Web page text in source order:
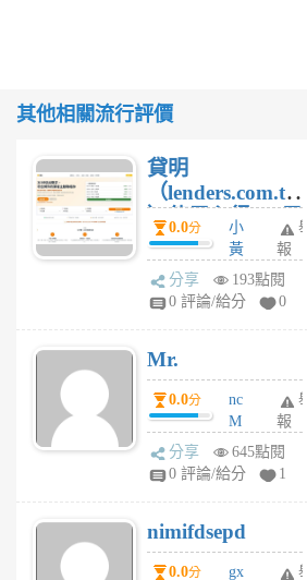
其他相關流行評價
貸明
（lenders.com.tw
）使用心得 — 民
間貸款比較平台
體驗
0.0分
小
黃
蜂
1
舉
報
分享
193點閱
0 評論/給分
0
Mr.
0.0分
nc
M
U
F
U
5
個
舉
報
分享
645點閱
0 評論/給分
1
nimifdsepd
0.0分 gx 舉